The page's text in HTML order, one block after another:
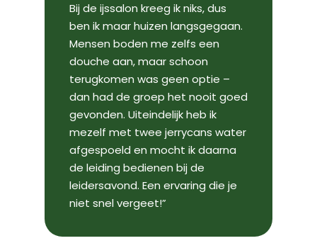
Bij de ijssalon kreeg ik niks, dus
ben ik maar huizen langsgegaan.
Mensen boden me zelfs een
douche aan, maar schoon
terugkomen was geen optie –
dan had de groep het nooit goed
gevonden. Uiteindelijk heb ik
mezelf met twee jerrycans water
afgespoeld en mocht ik daarna
de leiding bedienen bij de
leidersavond. Een ervaring die je
niet snel vergeet!”